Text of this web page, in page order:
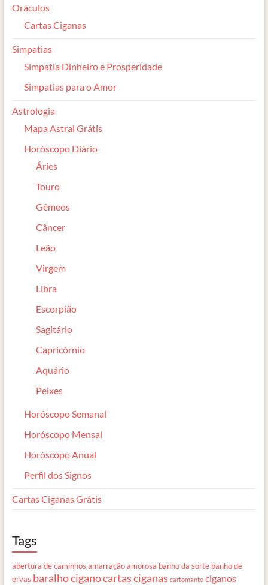
Oráculos
Cartas Ciganas
Simpatias
Simpatia Dinheiro e Prosperidade
Simpatias para o Amor
Astrologia
Mapa Astral Grátis
Horóscopo Diário
Áries
Touro
Gêmeos
Câncer
Leão
Virgem
Libra
Escorpião
Sagitário
Capricórnio
Aquário
Peixes
Horóscopo Semanal
Horóscopo Mensal
Horóscopo Anual
Perfil dos Signos
Cartas Ciganas Grátis
Tags
abertura de caminhos amarração amorosa banho da sorte banho de
ervas baralho ciganocartas ciganas cartomante ciganos